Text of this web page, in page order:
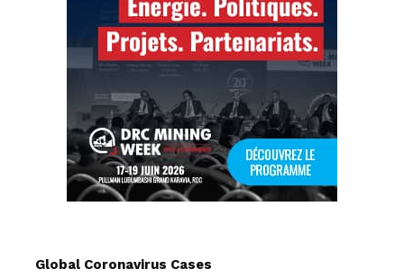
Global Coronavirus Cases